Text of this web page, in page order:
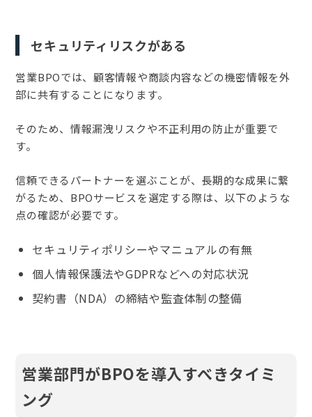
セキュリティリスクがある
営業BPOでは、顧客情報や商談内容などの機密情報を外
部に共有することになります。
そのため、情報漏洩リスクや不正利用の防止が重要で
す。
信頼できるパートナーを選ぶことが、長期的な成果に繋
がるため、BPOサービスを選定する際は、以下のような
点の確認が必要です。
セキュリティポリシーやマニュアルの有無
個人情報保護法やGDPRなどへの対応状況
契約書（NDA）の締結や監査体制の整備
営業部門がBPOを導入すべきタイミ
ング